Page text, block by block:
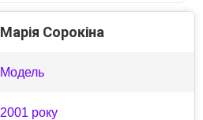
Марія Сорокіна
Модель
2001 року